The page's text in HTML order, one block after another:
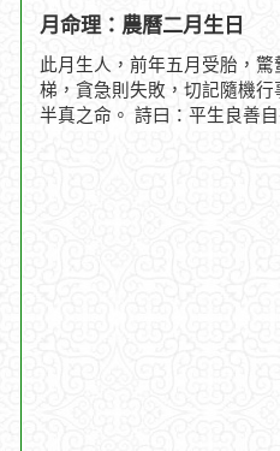
月命理：農曆二月生日
此月生人，前年五月受胎，
梯，貪急則失敗，切記隨機
半真之命。 詩曰：平生良善